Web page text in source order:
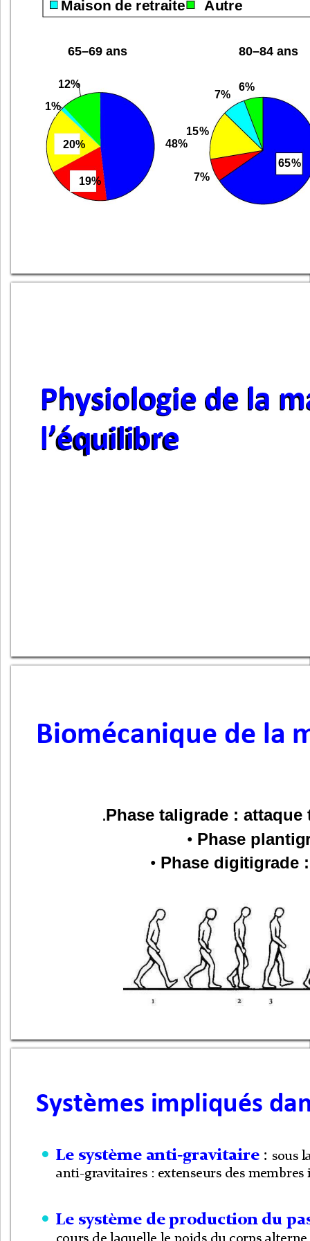
48%
1%
12%
19%
20%
Maison de retraite
Autre
7%
15%
7%
6%
65%
65–69 ans 80–84 ans
Physiologie de la
l’équilibre
Biomécanique de la
.Phase taligrade : attaque
• Phase
• Phase digitigrade :
Systèmes impliqués
 Le système anti-gravitaire : sous
anti-gravitaires : extenseurs des
 Le système de production du
cours de laquelle le poids du corps alterne